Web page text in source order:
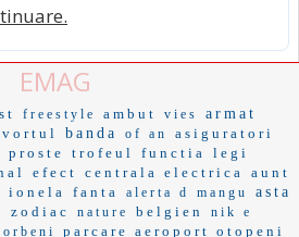
EMAG
freestyle ambut vies armat
banda of an
asiguratori
proste trofeul functia
legi
efect centrala electrica aunt
ionela fanta alerta d mangu
asta
zodiac nature belgien nik e
orbeni parcare aeroport otopeni